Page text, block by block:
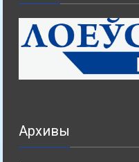
Архивы